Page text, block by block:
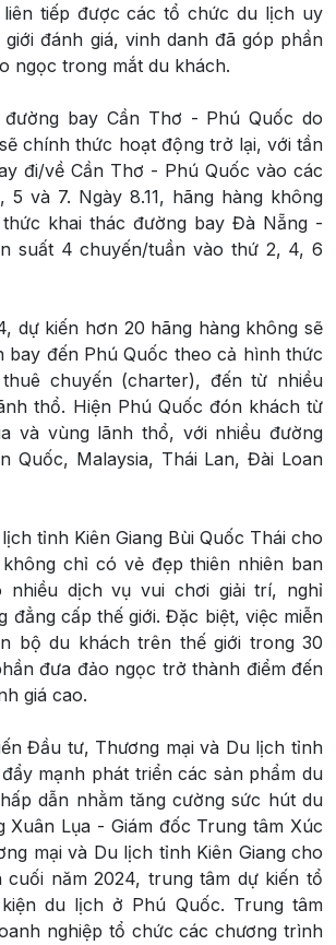
tiếp được các tổ chức du lịch uy
đánh giá, vinh danh đã góp phần
ngọc trong mắt du khách.
đường bay Cần Thơ - Phú Quốc do
chính thức hoạt động trở lại, với tần
đi/về Cần Thơ - Phú Quốc vào các
5 và 7. Ngày 8.11, hãng hàng không
khai thác đường bay Đà Nẵng -
suất 4 chuyến/tuần vào thứ 2, 4, 6
dự kiến hơn 20 hãng hàng không sẽ
bay đến Phú Quốc theo cả hình thức
chuyến (charter), đến từ nhiều
thổ. Hiện Phú Quốc đón khách từ
và vùng lãnh thổ, với nhiều đường
Quốc, Malaysia, Thái Lan, Đài Loan
tỉnh Kiên Giang Bùi Quốc Thái cho
chỉ có vẻ đẹp thiên nhiên ban
nhiều dịch vụ vui chơi giải trí, nghỉ
đẳng cấp thế giới. Đặc biệt, việc miễn
bộ du khách trên thế giới trong 30
đưa đảo ngọc trở thành điểm đến
giá cao.
Đầu tư, Thương mại và Du lịch tỉnh
mạnh phát triển các sản phẩm du
dẫn nhằm tăng cường sức hút du
Xuân Lụa - Giám đốc Trung tâm Xúc
mại và Du lịch tỉnh Kiên Giang cho
cuối năm 2024, trung tâm dự kiến tổ
du lịch ở Phú Quốc. Trung tâm
nghiệp tổ chức các chương trình